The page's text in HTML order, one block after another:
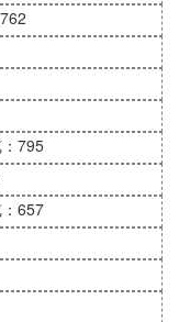
795
657